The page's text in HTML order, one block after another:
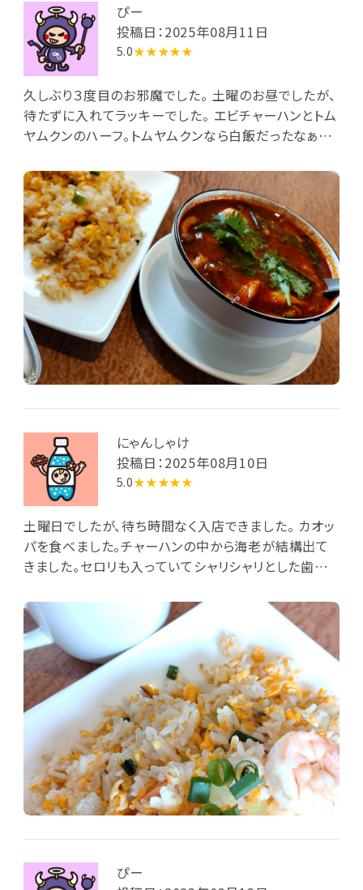
ぴー
投稿日：2025年08月11日
5.0★★★★★
久しぶり３度目のお邪魔でした。 土曜のお昼でしたが、
待たずに入れてラッキーでした。 エビチャーハンとトム
ヤムクンのハーフ。トムヤムクンなら白飯だったなぁと
で疲れた体を元気にしてきました。 次はカラ3行ってみ
ようかな。
にゃんしゃけ
投稿日：2025年08月10日
5.0★★★★★
土曜日でしたが、待ち時間なく入店できました。 カオッ
パを食べました。チャーハンの中から海老が結構出て
きました。セロリも入っていてシャリシャリとした歯ごた
ックが用意されていて持ち帰りました。
ぴー